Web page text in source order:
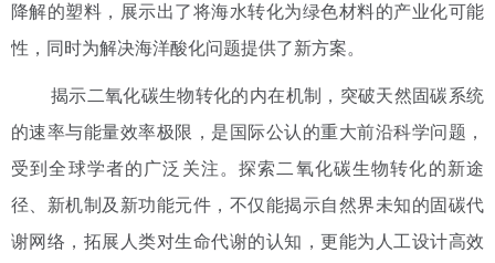
降解的塑料，展示出了将海水转化为绿色材料的产业化可能
性，同时为解决海洋酸化问题提供了新方案。
揭示二氧化碳生物转化的内在机制，突破天然固碳系统
的速率与能量效率极限，是国际公认的重大前沿科学问题，
受到全球学者的广泛关注。探索二氧化碳生物转化的新途
径、新机制及新功能元件，不仅能揭示自然界未知的固碳代
谢网络，拓展人类对生命代谢的认知，更能为人工设计高效